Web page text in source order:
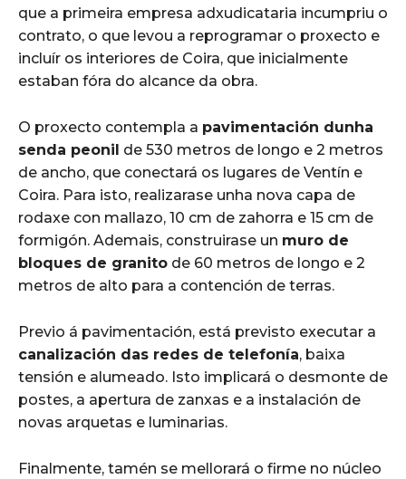
que a primeira empresa adxudicataria incumpriu o
contrato, o que levou a reprogramar o proxecto e
incluír os interiores de Coira, que inicialmente
estaban fóra do alcance da obra.
O proxecto contempla a pavimentación dunha
senda peonil de 530 metros de longo e 2 metros
de ancho, que conectará os lugares de Ventín e
Coira. Para isto, realizarase unha nova capa de
rodaxe con mallazo, 10 cm de zahorra e 15 cm de
formigón. Ademais, construirase un muro de
bloques de granito de 60 metros de longo e 2
metros de alto para a contención de terras.
Previo á pavimentación, está previsto executar a
canalización das redes de telefonía, baixa
tensión e alumeado. Isto implicará o desmonte de
postes, a apertura de zanxas e a instalación de
novas arquetas e luminarias.
Finalmente, tamén se mellorará o firme no núcleo